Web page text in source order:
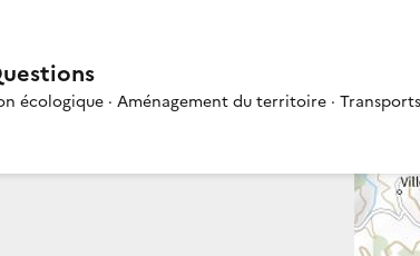
écologique · Aménagement du territoire ·